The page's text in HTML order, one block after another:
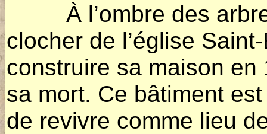
À l’ombre des
clocher de l’église Saint-
construire sa maison en
sa mort. Ce bâtiment
de revivre comme lieu